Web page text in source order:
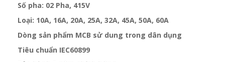
Số pha: 02 Pha, 415V
Loại: 10A, 16A, 20A, 25A, 32A, 45A, 50A, 60A
Dòng sản phẩm MCB sử dung trong dân dụng
Tiêu chuẩn IEC60899